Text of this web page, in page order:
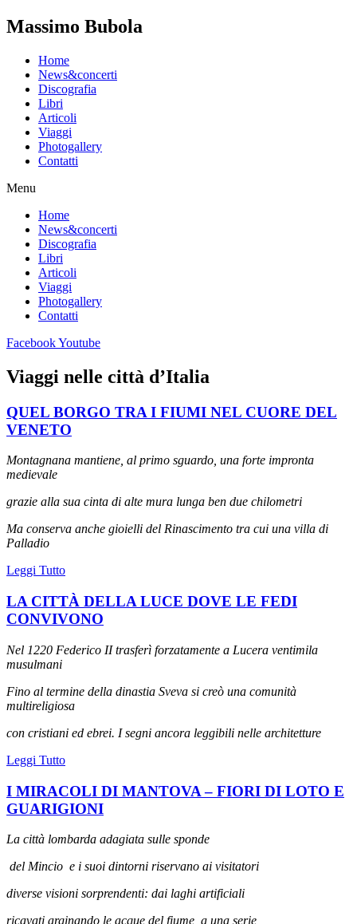
Massimo Bubola
Home
News&concerti
Discografia
Libri
Articoli
Viaggi
Photogallery
Contatti
Menu
Home
News&concerti
Discografia
Libri
Articoli
Viaggi
Photogallery
Contatti
FacebookYoutube
Viaggi nelle città d’Italia
QUEL BORGO TRA I FIUMI NEL CUORE DEL
VENETO
Montagnana mantiene, al primo sguardo, una forte impronta
medievale
grazie alla sua cinta di alte mura lunga ben due chilometri
Ma conserva anche gioielli del Rinascimento tra cui una villa di
Palladio
Leggi Tutto
LA CITTÀ DELLA LUCE DOVE LE FEDI
CONVIVONO
Nel 1220 Federico II trasferì forzatamente a Lucera ventimila
musulmani
Fino al termine della dinastia Sveva si creò una comunità
multireligiosa
con cristiani ed ebrei. I segni ancora leggibili nelle architetture
Leggi Tutto
I MIRACOLI DI MANTOVA – FIORI DI LOTO E
GUARIGIONI
La città lombarda adagiata sulle sponde
del Mincio e i suoi dintorni riservano ai visitatori
diverse visioni sorprendenti: dai laghi artificiali
ricavati arginando le acque del fiume a una serie